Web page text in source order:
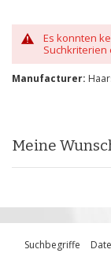
Es konnten
Suchkriterien
Manufacturer:
Meine
Suchbegriffe